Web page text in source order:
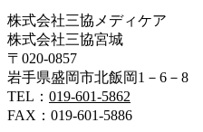
株式会社三協メディケア
株式会社三協宮城
〒020-0857
岩手県盛岡市北飯岡1－6－8
TEL： 019-601-5862
FAX：019-601-5886